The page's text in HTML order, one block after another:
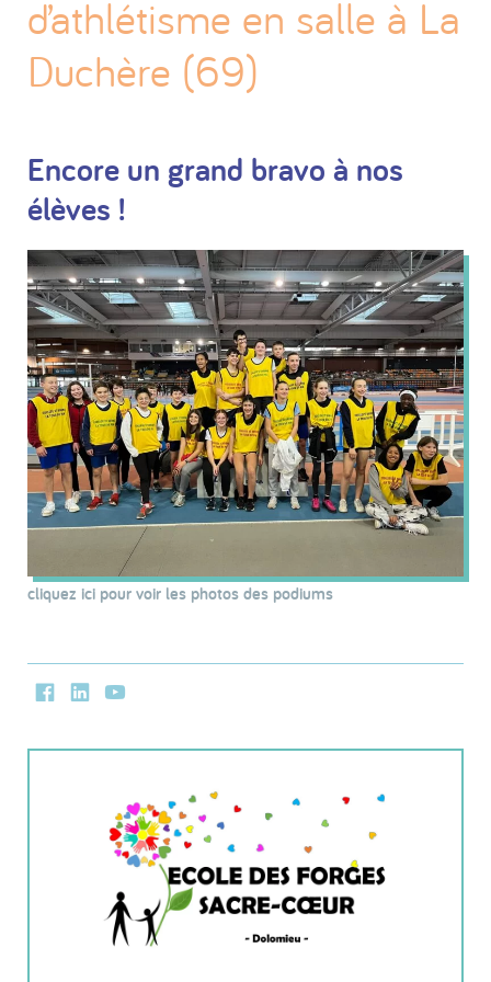
d’athlétisme en salle à La
Duchère (69)
Encore un grand bravo à nos
élèves !
cliquez ici pour voir les photos des podiums
FacebookLinkedInYoutube